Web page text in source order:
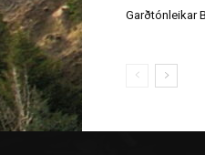
Á döfinni